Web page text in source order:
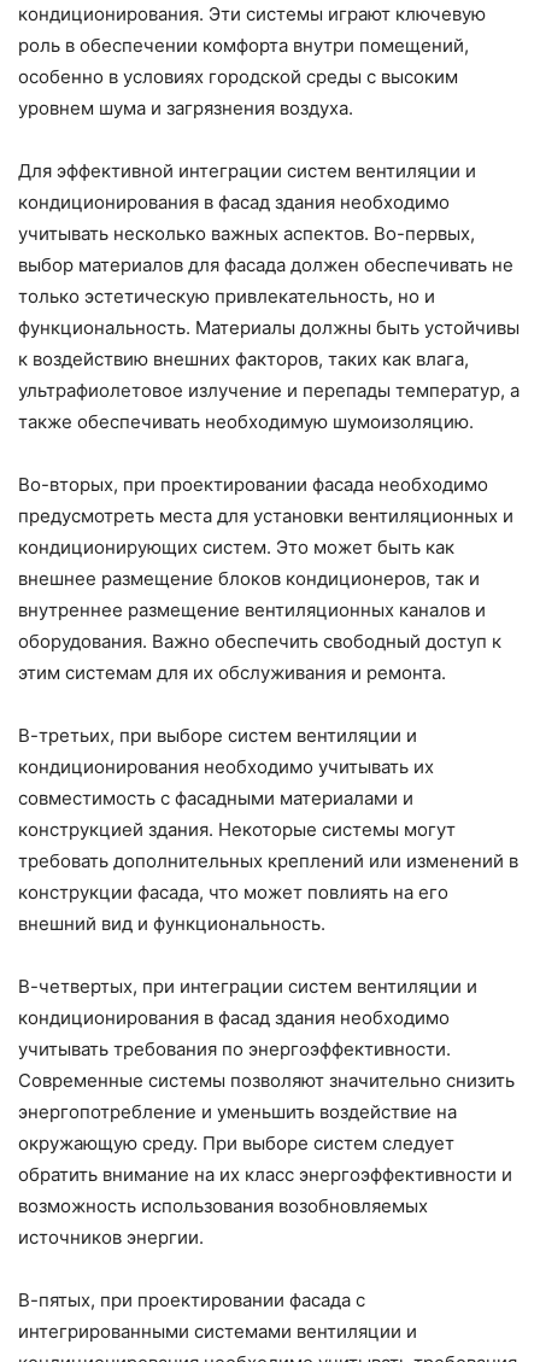
кондиционирования. Эти системы играют ключевую
роль в обеспечении комфорта внутри помещений,
особенно в условиях городской среды с высоким
уровнем шума и загрязнения воздуха.
Для эффективной интеграции систем вентиляции и
кондиционирования в фасад здания необходимо
учитывать несколько важных аспектов. Во-первых,
выбор материалов для фасада должен обеспечивать не
только эстетическую привлекательность, но и
функциональность. Материалы должны быть устойчивы
к воздействию внешних факторов, таких как влага,
ультрафиолетовое излучение и перепады температур, а
также обеспечивать необходимую шумоизоляцию.
Во-вторых, при проектировании фасада необходимо
предусмотреть места для установки вентиляционных и
кондиционирующих систем. Это может быть как
внешнее размещение блоков кондиционеров, так и
внутреннее размещение вентиляционных каналов и
оборудования. Важно обеспечить свободный доступ к
этим системам для их обслуживания и ремонта.
В-третьих, при выборе систем вентиляции и
кондиционирования необходимо учитывать их
совместимость с фасадными материалами и
конструкцией здания. Некоторые системы могут
требовать дополнительных креплений или изменений в
конструкции фасада, что может повлиять на его
внешний вид и функциональность.
В-четвертых, при интеграции систем вентиляции и
кондиционирования в фасад здания необходимо
учитывать требования по энергоэффективности.
Современные системы позволяют значительно снизить
энергопотребление и уменьшить воздействие на
окружающую среду. При выборе систем следует
обратить внимание на их класс энергоэффективности и
возможность использования возобновляемых
источников энергии.
В-пятых, при проектировании фасада с
интегрированными системами вентиляции и